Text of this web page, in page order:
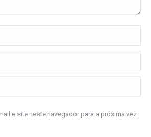
e site neste navegador para a próxima vez